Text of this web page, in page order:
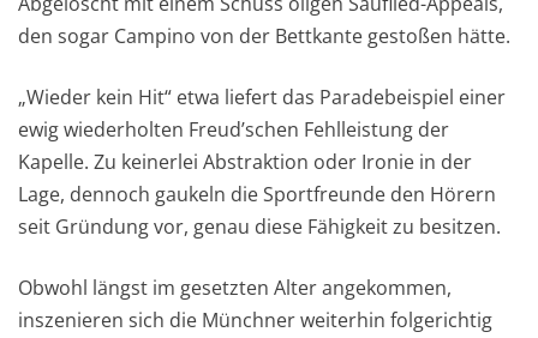
den sogar Campino von der Bettkante gestoßen hätte.
„Wieder kein Hit“ etwa liefert das Paradebeispiel einer
ewig wiederholten Freud’schen Fehlleistung der
Kapelle. Zu keinerlei Abstraktion oder Ironie in der
Lage, dennoch gaukeln die Sportfreunde den Hörern
seit Gründung vor, genau diese Fähigkeit zu besitzen.
Obwohl längst im gesetzten Alter angekommen,
inszenieren sich die Münchner weiterhin folgerichtig